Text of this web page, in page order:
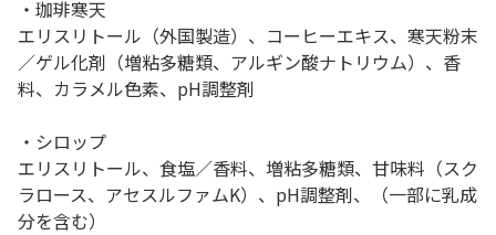
・珈琲寒天
エリスリトール（外国製造）、コーヒーエキス、寒天粉末
／ゲル化剤（増粘多糖類、アルギン酸ナトリウム）、香
料、カラメル色素、pH調整剤
・シロップ
エリスリトール、食塩／香料、増粘多糖類、甘味料（スク
ラロース、アセスルファムK）、pH調整剤、（一部に乳成
分を含む）